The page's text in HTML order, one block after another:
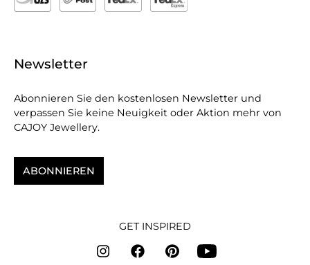
Newsletter
Abonnieren Sie den kostenlosen Newsletter und
verpassen Sie keine Neuigkeit oder Aktion mehr von
CAJOY Jewellery.
ABONNIEREN
GET INSPIRED